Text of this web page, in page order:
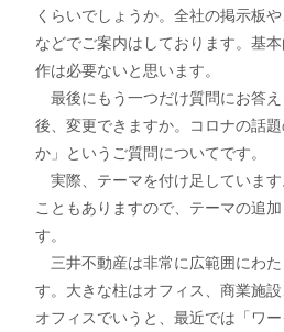
くらいでしょうか。全社の掲示板
などでご案内はしております。基
作は必要ないと思います。
最後にもう一つだけ質問にお答
後、変更できますか。コロナの話
か」というご質問についてです。
実際、テーマを付け足していま
こともありますので、テーマの追
す。
三井不動産は非常に広範囲にわ
す。大きな柱はオフィス、商業施
オフィスでいうと、最近では「ワ